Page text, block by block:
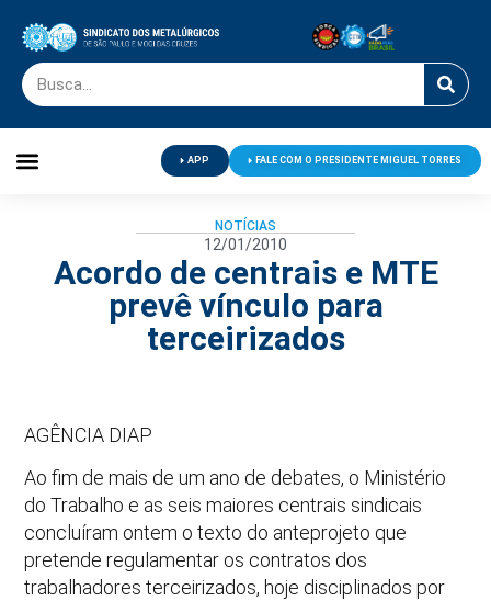
APP FALE COM O PRESIDENTE MIGUEL TORRES
NOTÍCIAS
12/01/2010
Acordo de centrais e MTE
prevê vínculo para
terceirizados
AGÊNCIA DIAP
Ao fim de mais de um ano de debates, o Ministério
do Trabalho e as seis maiores centrais sindicais
concluíram ontem o texto do anteprojeto que
pretende regulamentar os contratos dos
trabalhadores terceirizados, hoje disciplinados por